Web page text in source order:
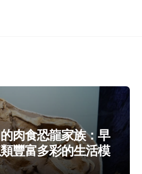
肉食恐龍家族：早
豐富多彩的生活模